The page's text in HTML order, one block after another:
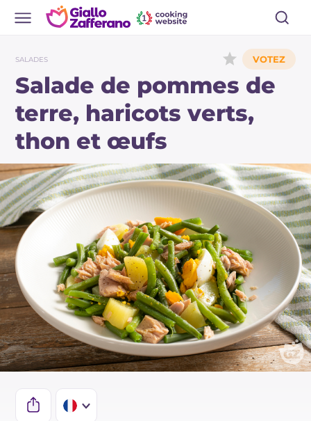
SALADES
Salade de pommes de
terre, haricots verts,
thon et œufs